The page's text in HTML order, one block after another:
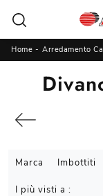
Home - Arredamento
Marca Imbottiti
I più visti a :